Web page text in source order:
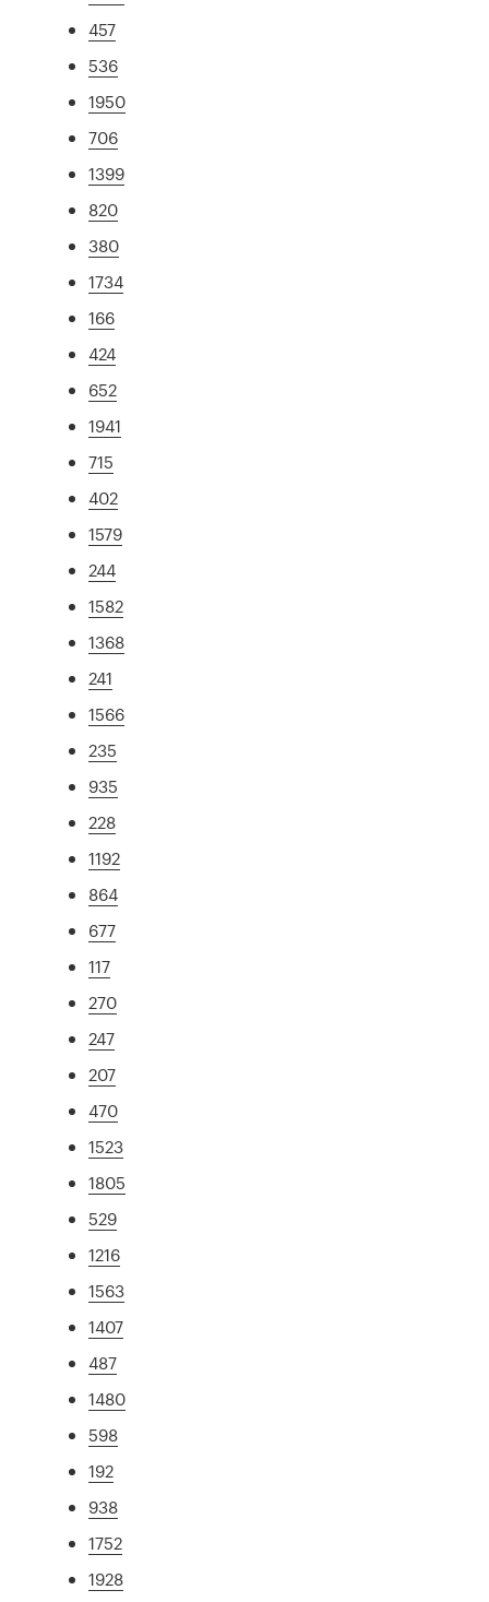
457
536
1950
706
1399
820
380
1734
166
424
652
1941
715
402
1579
244
1582
1368
241
1566
235
935
228
1192
864
677
117
270
247
207
470
1523
1805
529
1216
1563
1407
487
1480
598
192
938
1752
1928